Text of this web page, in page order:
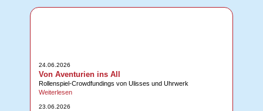
24.06.2026
Von Aventurien ins All
Rollenspiel-Crowdfundings von Ulisses und Uhrwerk
Weiterlesen
23.06.2026